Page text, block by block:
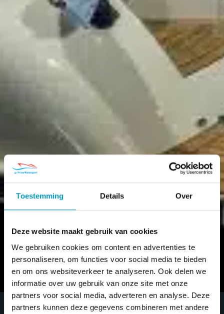
Toestemming Details Over
Deze website maakt gebruik van cookies
We gebruiken cookies om content en advertenties te
personaliseren, om functies voor social media te bieden
en om ons websiteverkeer te analyseren. Ook delen we
informatie over uw gebruik van onze site met onze
partners voor social media, adverteren en analyse. Deze
partners kunnen deze gegevens combineren met andere